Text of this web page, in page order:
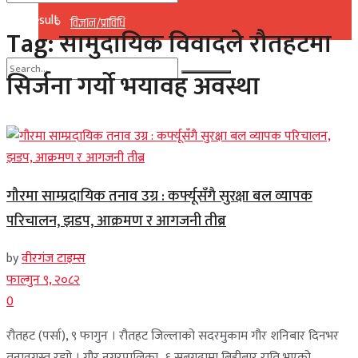
विज्ञान/प्राविधि
No Result
View All Result
No Result
View All Result
Tag:सामुदायिक विवादले रौतहटमा
सिर्जना गर्यो भयावह अवस्था
गौरमा साम्प्रदायिक तनाव उग्र : कर्फ्यूसँगै सुरक्षा बल व्यापक
परिचालन, झडप, आक्रमण र आगजनी तीब्र
byवीरगंज टाइम्स
फाल्गुन ९, २०८२
0
रौतहट (पर्सा), ९ फागुन । रौतहट जिल्लाको सदरमुकाम गौर शनिबार दिनभर